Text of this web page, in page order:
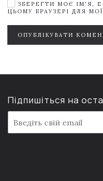
ЗБЕРЕГТИ МОЄ ІМ'Я,
ЦЬОМУ БРАУЗЕРІ ДЛЯ
ОПУБЛІКУВАТИ
Підпишіться на
m
a